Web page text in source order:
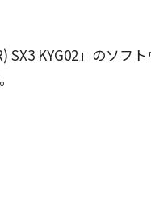
SX3 KYG02」のソフ